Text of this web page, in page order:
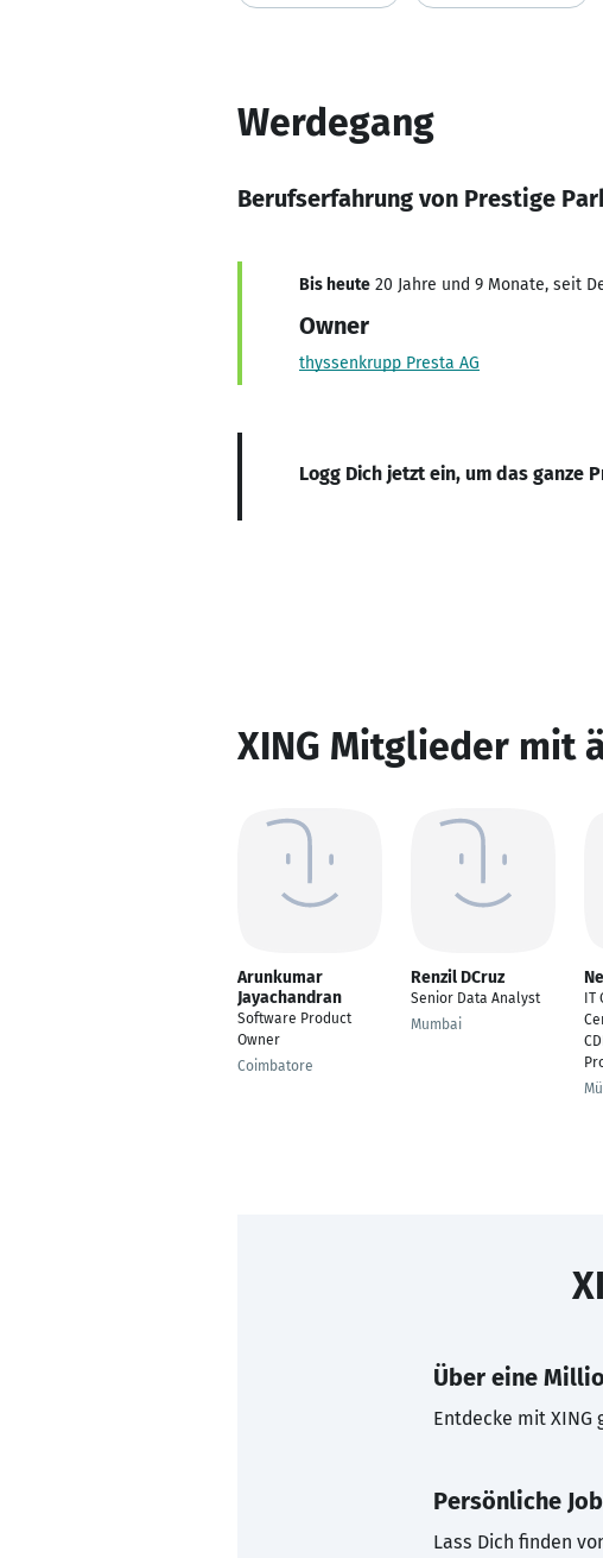
Werdegang
Berufserfahrung von Prestige
Bis heute 20 Jahre und 9 Monate, seit
Owner
thyssenkrupp Presta AG
Logg Dich jetzt ein, um das ganze
XING Mitglieder mit
Arunkumar
Jayachandran
Software Product
Owner
Coimbatore
Renzil DCruz
Senior Data Analyst
Mumbai
IT
Über eine
Entdecke mit XING
Persönliche
Lass Dich finden